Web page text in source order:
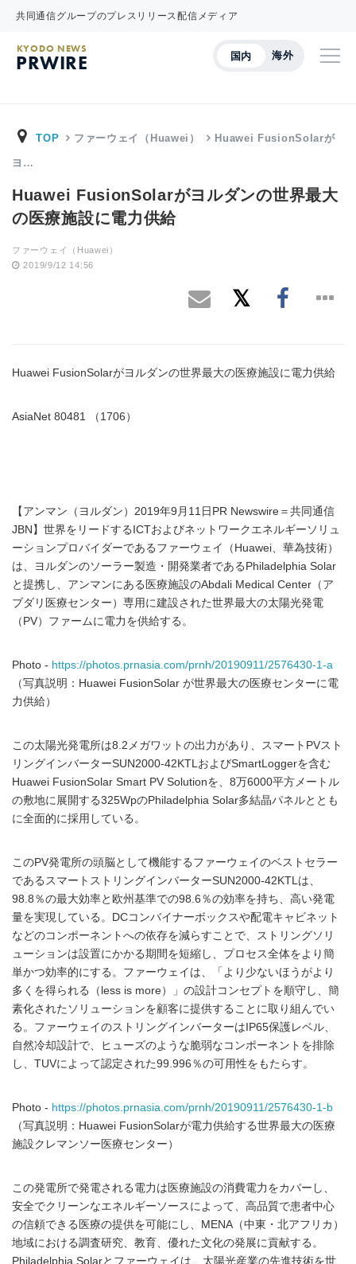
共同通信グループのプレスリリース配信メディア
国内 海外
KYODO NEWS
PRWIRE
TOP ファーウェイ（Huawei） Huawei FusionSolarが
ヨ…
Huawei FusionSolarがヨルダンの世界最大
の医療施設に電力供給
ファーウェイ（Huawei）
2019/9/12 14:56
Huawei FusionSolarがヨルダンの世界最大の医療施設に電力供給
AsiaNet 80481 （1706）
【アンマン（ヨルダン）2019年9月11日PR Newswire＝共同通信
JBN】世界をリードするICTおよびネットワークエネルギーソリュ
ーションプロバイダーであるファーウェイ（Huawei、華為技術）
は、ヨルダンのソーラー製造・開発業者であるPhiladelphia Solar
と提携し、アンマンにある医療施設のAbdali Medical Center（ア
ブダリ医療センター）専用に建設された世界最大の太陽光発電
（PV）ファームに電力を供給する。
Photo - https://photos.prnasia.com/prnh/20190911/2576430-1-a
（写真説明：Huawei FusionSolar が世界最大の医療センターに電
力供給）
この太陽光発電所は8.2メガワットの出力があり、スマートPVスト
リングインバーターSUN2000-42KTLおよびSmartLoggerを含む
Huawei FusionSolar Smart PV Solutionを、8万6000平方メートル
の敷地に展開する325WpのPhiladelphia Solar多結晶パネルととも
に全面的に採用している。
このPV発電所の頭脳として機能するファーウェイのベストセラー
であるスマートストリングインバーターSUN2000-42KTLは、
98.8％の最大効率と欧州基準での98.6％の効率を持ち、高い発電
量を実現している。DCコンバイナーボックスや配電キャビネット
などのコンポーネントへの依存を減らすことで、ストリングソリ
ューションは設置にかかる期間を短縮し、プロセス全体をより簡
単かつ効率的にする。ファーウェイは、「より少ないほうがより
多くを得られる（less is more）」の設計コンセプトを順守し、簡
素化されたソリューションを顧客に提供することに取り組んでい
る。ファーウェイのストリングインバーターはIP65保護レベル、
自然冷却設計で、ヒューズのような脆弱なコンポーネントを排除
し、TUVによって認定された99.996％の可用性をもたらす。
Photo - https://photos.prnasia.com/prnh/20190911/2576430-1-b
（写真説明：Huawei FusionSolarが電力供給する世界最大の医療
施設クレマンソー医療センター）
この発電所で発電される電力は医療施設の消費電力をカバーし、
安全でクリーンなエネルギーソースによって、高品質で患者中心
の信頼できる医療の提供を可能にし、MENA（中東・北アフリカ）
地域における調査研究、教育、優れた文化の発展に貢献する。
Philadelphia Solarとファーウェイは、太陽光産業の先進技術を世